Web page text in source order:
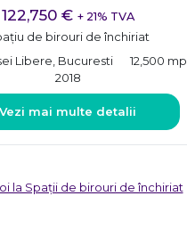
122,750 € + 21% TVA
de birouri de închiriat
Libere, Bucuresti
12,500 mp
2018
Vezi mai multe detalii
la Spații de birouri de închiriat